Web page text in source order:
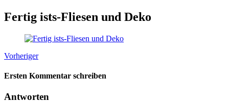
Fertig ists-Fliesen und Deko
Vorheriger
Ersten Kommentar schreiben
Antworten